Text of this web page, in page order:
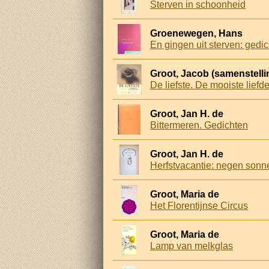
Sterven in schoonheid
Groenewegen, Hans
En gingen uit sterven:
Groot, Jacob
De liefste. De mooiste
Groot, Jan H. de
Bittermeren. Gedichten
Groot, Jan H. de
Herfstvacantie: negen
Groot, Maria de
Het Florentijnse Circus
Groot, Maria de
Lamp van melkglas